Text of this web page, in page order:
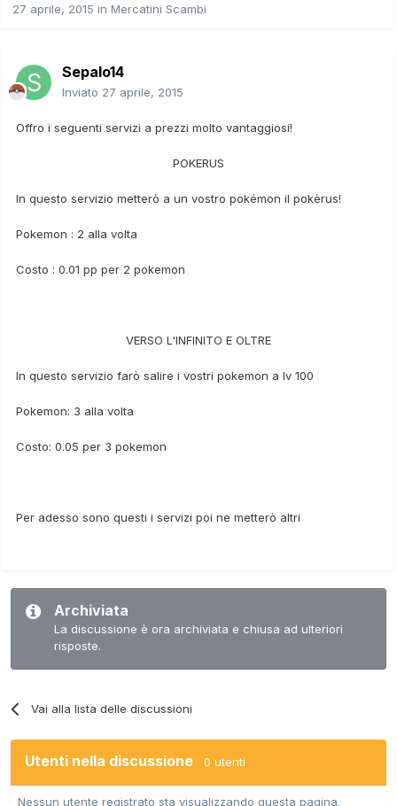
27 aprile, 2015 in Mercatini Scambi
Sepalo14
Inviato 27 aprile, 2015
Offro i seguenti servizi a prezzi molto vantaggiosi!
POKERUS
In questo servizio metterò a un vostro pokémon il pokèrus!
Pokemon : 2 alla volta
Costo : 0.01 pp per 2 pokemon
VERSO L'INFINITO E OLTRE
In questo servizio farò salire i vostri pokemon a lv 100
Pokemon: 3 alla volta
Costo: 0.05 per 3 pokemon
Per adesso sono questi i servizi poi ne metterò altri
Archiviata
La discussione è ora archiviata e chiusa ad ulteriori
risposte.
Vai alla lista delle discussioni
Utenti nella discussione 0 utenti
Nessun utente registrato sta visualizzando questa pagina.